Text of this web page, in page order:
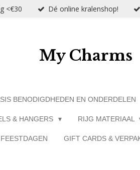
<€30 Dé online kralenshop!
My Charms
BENODIGDHEDEN EN ONDERDELEN
& HANGERS RIJG MATERIAAL
FEESTDAGEN GIFT CARDS &